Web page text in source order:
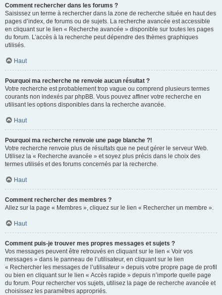
Comment rechercher dans les forums ?
Saisissez un terme à rechercher dans la zone de recherche située en haut des
pages d’index, de forums ou de sujets. La recherche avancée est accessible
en cliquant sur le lien « Recherche avancée » disponible sur toutes les pages
du forum. L’accès à la recherche peut dépendre des thèmes graphiques
utilisés.
Haut
Pourquoi ma recherche ne renvoie aucun résultat ?
Votre recherche est probablement trop vague ou comprend plusieurs termes
courants non indexés par phpBB. Vous pouvez affiner votre recherche en
utilisant les options disponibles dans la recherche avancée.
Haut
Pourquoi ma recherche renvoie une page blanche ?!
Votre recherche renvoie plus de résultats que ne peut gérer le serveur Web.
Utilisez la « Recherche avancée » et soyez plus précis dans le choix des
termes utilisés et des forums concernés par la recherche.
Haut
Comment rechercher des membres ?
Allez sur la page « Membres », cliquez sur le lien « Rechercher un membre ».
Haut
Comment puis-je trouver mes propres messages et sujets ?
Vos messages peuvent être retrouvés en cliquant sur le lien « Voir vos
messages » dans le panneau de l’utilisateur, en cliquant sur le lien
« Rechercher les messages de l’utilisateur » depuis votre propre page de profil
ou bien en cliquant sur le lien « Accès rapide » depuis n’importe quelle page
du forum. Pour rechercher vos sujets, utilisez la page de recherche avancée et
choisissez les paramètres appropriés.